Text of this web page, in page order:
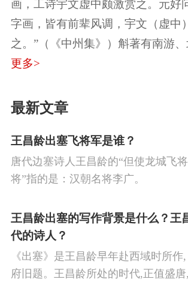
画，工诗宇文虚中颇激赏之。元好
字画，皆有前辈风调，宇文（虚中
之。”（《中州集》）斛著有南游、
更多>
最新文章
王昌龄出塞飞将军是谁？
唐代边塞诗人王昌龄的“但使龙城飞
将”指的是：汉朝名将李广。
王昌龄出塞的写作背景是什么？王
代的诗人？
《出塞》是王昌龄早年赴西域时所作
府旧题。王昌龄所处的时代,正值盛